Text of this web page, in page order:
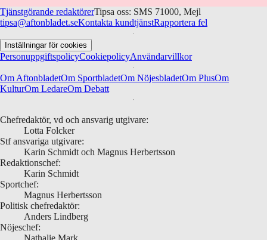
Tjänstgörande redaktörerTipsa oss: SMS 71000, Mejl
tipsa@aftonbladet.seKontakta kundtjänstRapportera fel
Inställningar för cookies
PersonuppgiftspolicyCookiepolicyAnvändarvillkor
Om AftonbladetOm SportbladetOm NöjesbladetOm PlusOm
KulturOm LedareOm Debatt
Chefredaktör, vd och ansvarig utgivare:
Lotta Folcker
Stf ansvariga utgivare:
Karin Schmidt och Magnus Herbertsson
Redaktionschef:
Karin Schmidt
Sportchef:
Magnus Herbertsson
Politisk chefredaktör:
Anders Lindberg
Nöjeschef: